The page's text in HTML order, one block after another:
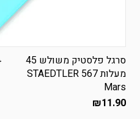
סרגל פלסטיק משולש 45
מעלות STAEDTLER 567
Mars
₪11.90